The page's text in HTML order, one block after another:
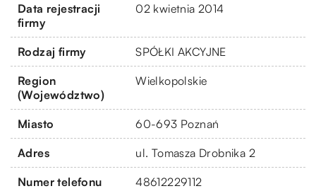
Data rejestracji
firmy
02 kwietnia 2014
Rodzaj firmy SPÓŁKI AKCYJNE
Region
(Województwo)
Wielkopolskie
Miasto 60-693 Poznań
Adres ul. Tomasza Drobnika 2
Numer telefonu 48612229112